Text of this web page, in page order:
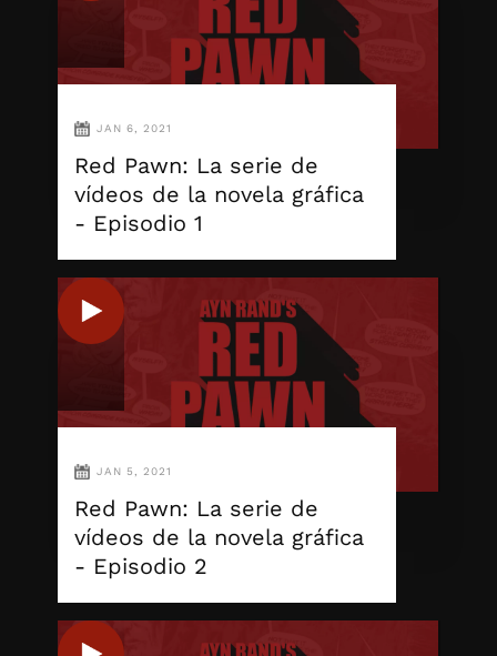
JAN 6, 2021
Red Pawn: La serie de
vídeos de la novela gráfica
- Episodio 1
JAN 5, 2021
Red Pawn: La serie de
vídeos de la novela gráfica
- Episodio 2